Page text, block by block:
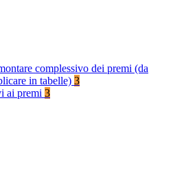
complessivo dei premi (da
in tabelle) 3
ai premi 3